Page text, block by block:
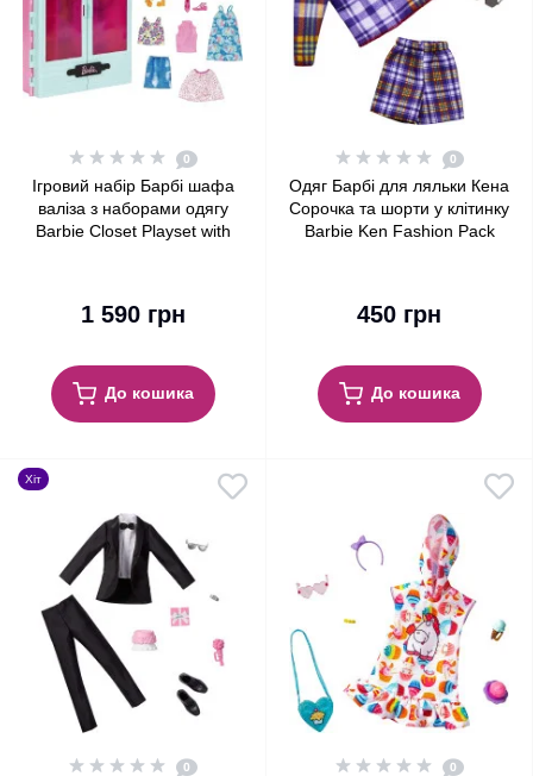
0
Ігровий набір Барбі шафа
валіза з наборами одягу
Barbie Closet Playset with
1 590 грн
До кошика
0
Одяг Барбі для ляльки Кена
Сорочка та шорти у клітинку
Barbie Ken Fashion Pack
450 грн
До кошика
Хіт
0 0